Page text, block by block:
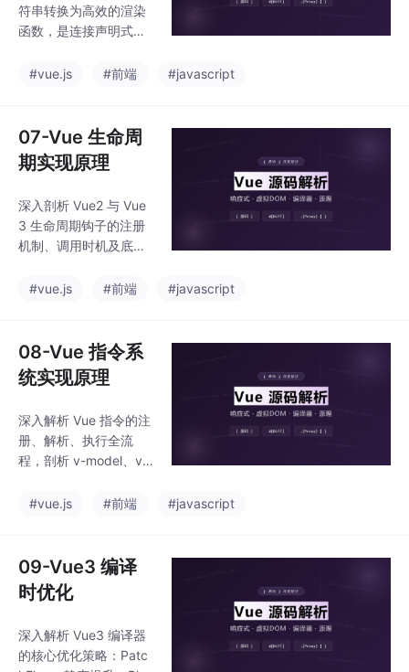
符串转换为高效的渲染
函数，是连接声明式模
的桥梁。理解编译器原
#vue.js #前端 #javascript
07-Vue 生命周
期实现原理
深入剖析 Vue2 与 Vue
3 生命周期钩子的注册
机制、调用时机及底层
期与组件渲染的深层关
#vue.js #前端 #javascript
08-Vue 指令系
统实现原理
深入解析 Vue 指令的注
册、解析、执行全流
程，剖析 v-model、v-i
的底层实现机制。
#vue.js #前端 #javascript
09-Vue3 编译
时优化
深入解析 Vue3 编译器
的核心优化策略：Patc